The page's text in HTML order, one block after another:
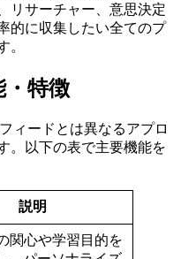
リサーチャー、意思決定
的に収集したい全てのプ
。
特徴
ィードとは異なるアプロ
。以下の表で主要機能を
説明
関心や学習目的を